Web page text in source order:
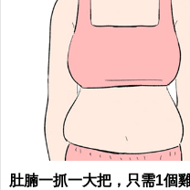
肚腩一抓一大把，只需1個